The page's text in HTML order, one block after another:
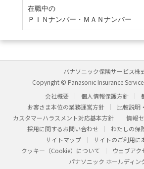
在職中の
ＰＩＮナンバー・ＭＡＮナンバー
パナソニック保険サービス株
Copyright © Panasonic Insurance
会社概要
個人情報保護方針
お客さま本位の業務運営方針
比較説明
カスタマーハラスメント対応基本方針
情報
採用に関するお問い合わせ
わたしの保
サイトマップ
サイトのご利用に
クッキー（Cookie）について
ウェブア
パナソニック ホールディン